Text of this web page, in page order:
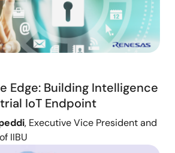
Edge: Building Intelligence
IoT Endpoint
, Executive Vice President and
IIBU